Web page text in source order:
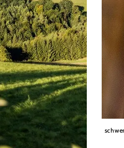
Wexl